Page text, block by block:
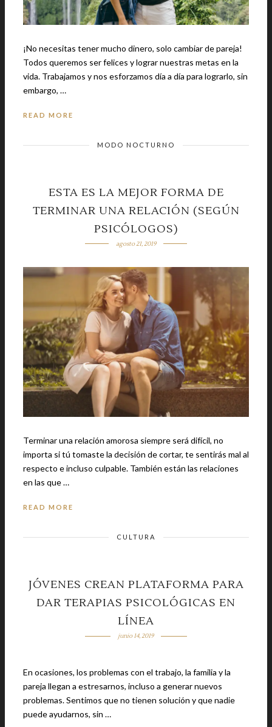
¡No necesitas tener mucho dinero, solo cambiar de pareja!
Todos queremos ser felices y lograr nuestras metas en la
vida. Trabajamos y nos esforzamos día a día para lograrlo, sin
embargo, …
READ MORE
MODO NOCTURNO
ESTA ES LA MEJOR FORMA DE
TERMINAR UNA RELACIÓN (SEGÚN
PSICÓLOGOS)
agosto 21, 2019
Terminar una relación amorosa siempre será difícil, no
importa si tú tomaste la decisión de cortar, te sentirás mal al
respecto e incluso culpable. También están las relaciones
en las que …
READ MORE
CULTURA
JÓVENES CREAN PLATAFORMA PARA
DAR TERAPIAS PSICOLÓGICAS EN
LÍNEA
junio 14, 2019
En ocasiones, los problemas con el trabajo, la familia y la
pareja llegan a estresarnos, incluso a generar nuevos
problemas. Sentimos que no tienen solución y que nadie
puede ayudarnos, sin …